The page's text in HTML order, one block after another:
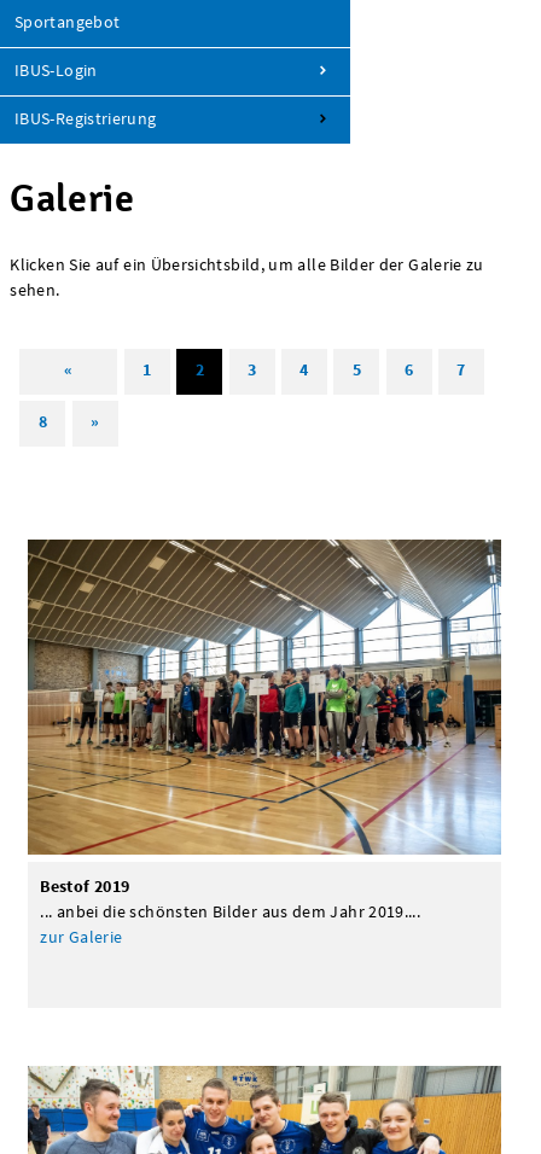
Sportangebot
IBUS-Login
IBUS-Registrierung
Galerie
Klicken Sie auf ein Übersichtsbild, um alle Bilder der Galerie zu
sehen.
« 1 2 3 4 5 6 7
8 »
Bestof 2019
... anbei die schönsten Bilder aus dem Jahr 2019....
zur Galerie